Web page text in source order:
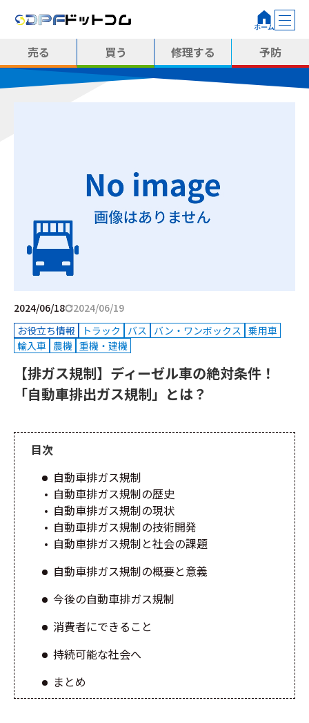
売る 買う 修理する 予防
2024/06/18
2024/06/19
お役立ち情報
トラック バス バン・ワンボックス 乗用車
輸入車 農機 重機・建機
【排ガス規制】ディーゼル車の絶対条件！
「自動車排出ガス規制」とは？
目次
自動車排ガス規制
自動車排ガス規制の歴史
自動車排ガス規制の現状
自動車排ガス規制の技術開発
自動車排ガス規制と社会の課題
自動車排ガス規制の概要と意義
今後の自動車排ガス規制
消費者にできること
持続可能な社会へ
まとめ